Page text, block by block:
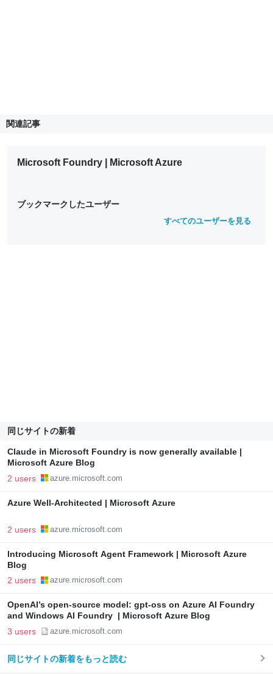
関連記事
Microsoft Foundry | Microsoft Azure
ブックマークしたユーザー
すべてのユーザーを見る
同じサイトの新着
Claude in Microsoft Foundry is now generally available |
Microsoft Azure Blog
2 users azure.microsoft.com
Azure Well-Architected | Microsoft Azure
2 users azure.microsoft.com
Introducing Microsoft Agent Framework | Microsoft Azure
Blog
2 users azure.microsoft.com
OpenAI’s open‑source model: gpt‑oss on Azure AI Foundry
and Windows AI Foundry | Microsoft Azure Blog
3 users azure.microsoft.com
同じサイトの新着をもっと読む